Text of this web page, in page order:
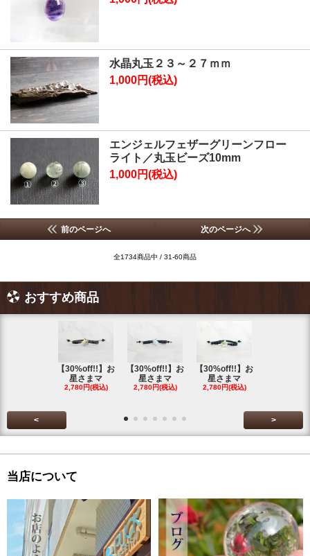
水晶丸玉２３～２７ｍｍ
1,000円(税込)
エンジェルフェザーグリーンフロー
ライト／丸玉ビーズ10mm
1,000円(税込)
前のページへ 次のページへ
全1734商品中 / 31-60商品
おすすめ商品
【30%off!!】お
星さまマ
2,780円(税込)
【30%off!!】お
星さまマ
2,780円(税込)
【30%off!!】お
星さまマ
2,780円(税込)
< >
当店について